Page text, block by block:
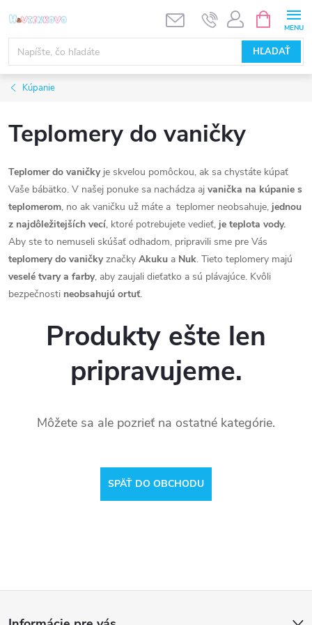
na
obsah
HĽADAŤ
KOŠÍK
Kúpanie
Teplomery do vaničky
Teplomer do vaničkyje skvelou pomôckou, ak sa chystáte kúpať
Vaše bábätko. V našej ponuke sa nachádza aj vanička na kúpanie s
teplomerom, no ak vaničku už máte a teplomer neobsahuje, jednou
z najdôležitejších vecí, ktoré potrebujete vedieť, je teplota vody.
Aby ste to nemuseli skúšať odhadom, pripravili sme pre Vás
teplomery do vaničkyznačky Akuku a Nuk. Tieto teplomery majú
veselé tvary a farby, aby zaujali dieťatko a sú plávajúce. Kvôli
bezpečnosti neobsahujú ortuť.
Produkty ešte len
pripravujeme.
Môžete sa ale pozrieť na ostatné kategórie.
SPÄŤ DO OBCHODU